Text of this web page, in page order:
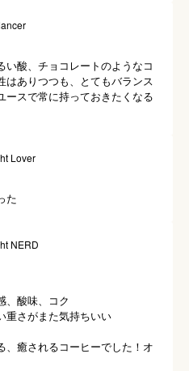
い酸、チョコレートのようなコ
はありつつも、とてもバランス
ースで常に持っておきたくなる
Lover
た
NERD
、酸味、コク
重さがまた気持ちいい
、癒されるコーヒーでした！オ